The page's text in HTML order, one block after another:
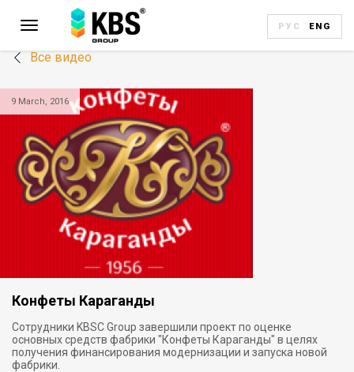
РУС ENG
Все видео
9 March, 2016
Конфеты Караганды
Сотрудники KBSC Group завершили проект по оценке
основных средств фабрики "Конфеты Караганды" в целях
получения финансирования модернизации и запуска новой
фабрики.